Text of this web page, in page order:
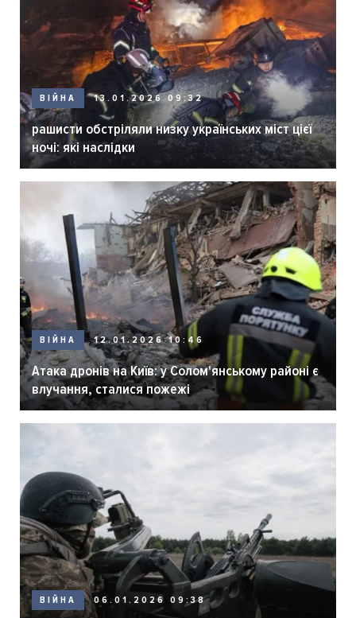
ВІЙНА 13.01.2026 09:32
рашисти обстріляли низку українських міст цієї
ночі: які наслідки
ВІЙНА 12.01.2026 10:46
Атака дронів на Київ: у Солом'янському районі є
влучання, сталися пожежі
ВІЙНА 06.01.2026 09:38